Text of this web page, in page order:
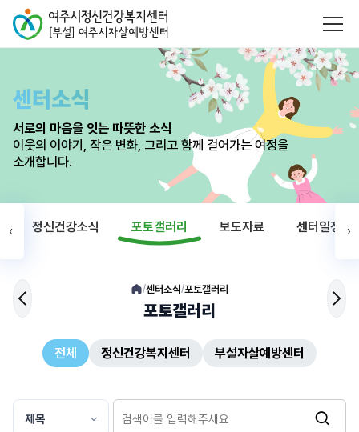
센터소식
서로의 마음을 잇는 따뜻한 소식
이웃의 이야기, 작은 변화, 그리고 함께 걸어가는 여정을
소개합니다.
‹ 정신건강소식 포토갤러리 보도자료 센터일정 ›
/센터소식/포토갤러리
포토갤러리
전체 정신건강복지센터 부설자살예방센터